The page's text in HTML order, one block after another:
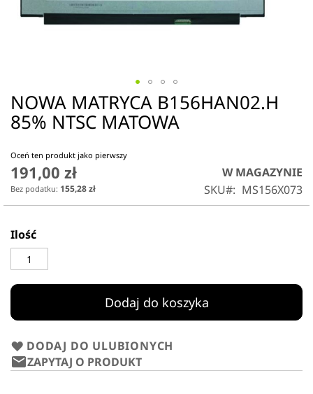
Przejdź
na
początek
NOWA MATRYCA B156HAN02.H
85% NTSC MATOWA
Oceń ten produkt jako pierwszy
191,00 zł
155,28 zł
W MAGAZYNIE
SKU
MS156X073
Ilość
Dodaj do koszyka
DODAJ DO ULUBIONYCH
ZAPYTAJ O PRODUKT